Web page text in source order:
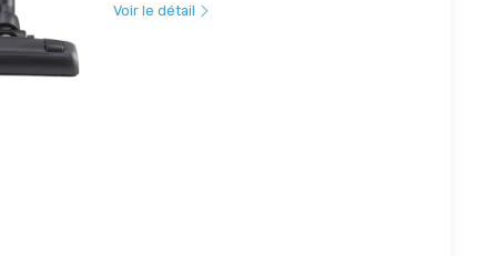
Voir le détail